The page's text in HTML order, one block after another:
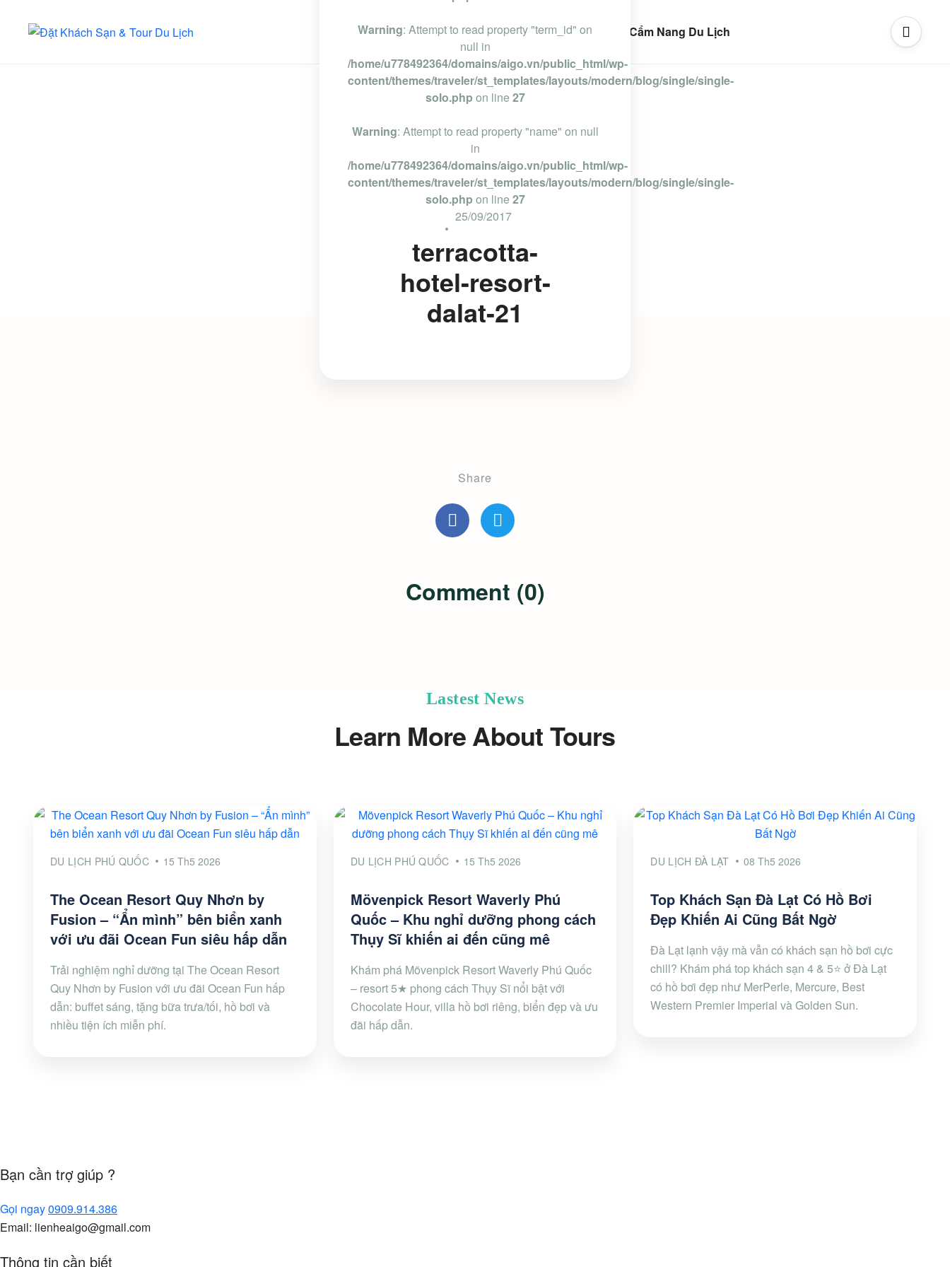
Vũng Tàu Phan Thiết Nha Trang Đà Lạt Cẩm Nang Du Lịch
Warning: Attempt to read property "term_id" on
null in
/home/u778492364/domains/aigo.vn/public_html/wp-
content/themes/traveler/st_templates/layouts/modern/blog/single/single-
solo.php on line 27
Warning: Attempt to read property "name" on null
in
/home/u778492364/domains/aigo.vn/public_html/wp-
content/themes/traveler/st_templates/layouts/modern/blog/single/single-
solo.php on line 27
25/09/2017
terracotta-
hotel-resort-
dalat-21
Share
Comment (0)
Lastest News
Learn More About Tours
DU LỊCH PHÚ QUỐC 15 Th5 2026
The Ocean Resort Quy Nhơn by
Fusion – “Ẩn mình” bên biển xanh
với ưu đãi Ocean Fun siêu hấp dẫn
Trải nghiệm nghỉ dưỡng tại The Ocean Resort
Quy Nhơn by Fusion với ưu đãi Ocean Fun hấp
dẫn: buffet sáng, tặng bữa trưa/tối, hồ bơi và
nhiều tiện ích miễn phí.
DU LỊCH PHÚ QUỐC 15 Th5 2026
Mövenpick Resort Waverly Phú
Quốc – Khu nghỉ dưỡng phong cách
Thụy Sĩ khiến ai đến cũng mê
Khám phá Mövenpick Resort Waverly Phú Quốc
– resort 5★ phong cách Thụy Sĩ nổi bật với
Chocolate Hour, villa hồ bơi riêng, biển đẹp và ưu
đãi hấp dẫn.
DU LỊCH ĐÀ LẠT 08 Th5 2026
Top Khách Sạn Đà Lạt Có Hồ Bơi
Đẹp Khiến Ai Cũng Bất Ngờ
Đà Lạt lạnh vậy mà vẫn có khách sạn hồ bơi cực
chill? Khám phá top khách sạn 4 & 5⭐ ở Đà Lạt
có hồ bơi đẹp như MerPerle, Mercure, Best
Western Premier Imperial và Golden Sun.
Bạn cần trợ giúp ?
Gọi ngay0909.914.386
Email: lienheaigo@gmail.com
Thông tin cần biết